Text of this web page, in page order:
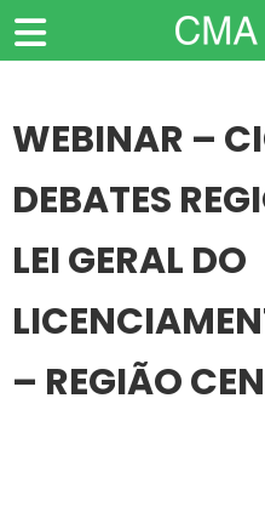
WEBINAR –
DEBATES
LEI GERAL DO
– REGIÃO